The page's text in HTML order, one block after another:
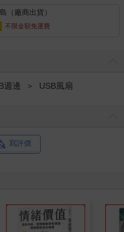
（廠商出貨）
不限金額免運費
週邊 ＞ USB風扇
寫評價